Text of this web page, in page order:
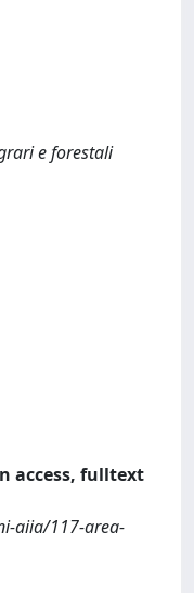
e forestali
access, fulltext
aiia/117-area-